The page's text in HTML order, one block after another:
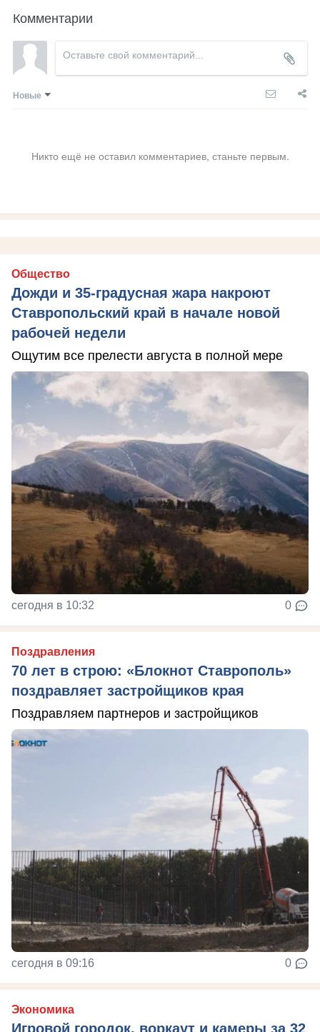
Комментарии
Новые
Никто ещё не оставил комментариев, станьте первым.
Общество
Дожди и 35-градусная жара накроют
Ставропольский край в начале новой
рабочей недели
Ощутим все прелести августа в полной мере
сегодня в 10:32 0
Поздравления
70 лет в строю: «Блокнот Ставрополь»
поздравляет застройщиков края
Поздравляем партнеров и застройщиков
сегодня в 09:16 0
Экономика
Игровой городок, воркаут и камеры за 32